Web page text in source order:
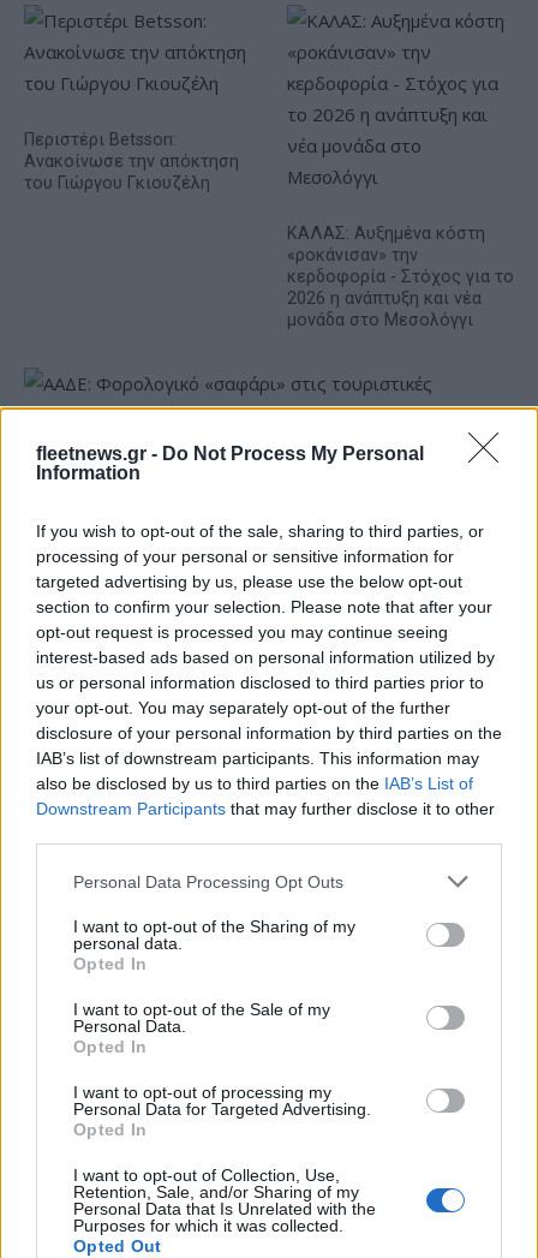
fleetnews.gr - Do Not Process My Personal
Information
If you wish to opt-out of the sale, sharing to third parties, or
processing of your personal or sensitive information for
targeted advertising by us, please use the below opt-out
section to confirm your selection. Please note that after your
opt-out request is processed you may continue seeing
interest-based ads based on personal information utilized by
us or personal information disclosed to third parties prior to
your opt-out. You may separately opt-out of the further
disclosure of your personal information by third parties on the
IAB’s list of downstream participants. This information may
also be disclosed by us to third parties on the IAB’s List of
Downstream Participants that may further disclose it to other
Please note that this website/app uses one or more Google
not limited to your visit or usage behaviour. You may click to
grant or deny consent to Google and its third-party tags to
use your data for below specified purposes in below Google
consent section.
Personal Data Processing Opt Outs
I want to opt-out of the Sharing of my
personal data.
Opted In
I want to opt-out of the Sale of my
Personal Data.
Opted In
I want to opt-out of processing my
Personal Data for Targeted Advertising.
Opted In
I want to opt-out of Collection, Use,
Retention, Sale, and/or Sharing of my
Personal Data that Is Unrelated with the
Purposes for which it was collected.
Opted Out
Περιστέρι Betsson:
Ανακοίνωσε την απόκτηση
του Γιώργου Γκιουζέλη
ΚΑΛΑΣ: Αυξημένα κόστη
«ροκάνισαν» την
κερδοφορία - Στόχος για το
2026 η ανάπτυξη και νέα
μονάδα στο Μεσολόγγι
ΑΑΔΕ: Φορολογικό «σαφάρι» στις τουριστικές περιοχές, με
Εξοικονομώ – Επιχειρώ:
Παράταση έως τις 30
Νοεμβρίου για
περισσότερες από 400
ΣΚΑΪ: Ολοκληρώθηκε η
θητεία του Γρηγόρη
Δημητριάδη - Ο Γιάννης
Αλαφούζος επιστρέφει στη
θέση του CEO
Media: Με ενίσχυση 8 εκατ. ευρώ σε 451 επιχειρήσεις
ξεκίνησε το πρόγραμμα στήριξης- Κάλυψη εισφορών
ΕΔΟΕΑΠ
Νέα Mercedes-Benz GLB:
Η Toyota φέρνει νέα γενιά